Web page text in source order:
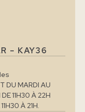
– KAY36
DU MARDI AU
11H30 À 22H
À 21H.